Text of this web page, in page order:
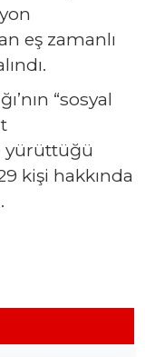
eş zamanlı
“sosyal
yürüttüğü
kişi hakkında